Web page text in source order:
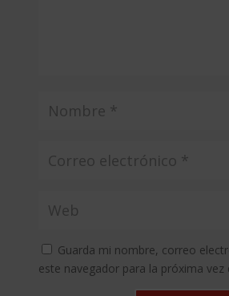
Guarda mi nombre, correo
este navegador para la próxima vez